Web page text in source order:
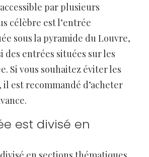
par plusieurs
célèbre est l’entrée
sous la pyramide du Louvre,
des entrées situées sur les
Si vous souhaitez éviter les
il est recommandé d’acheter
est divisé en